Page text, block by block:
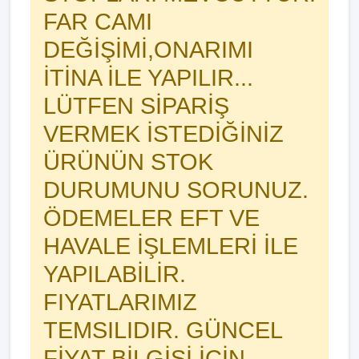
FAR CAMI
DEĞİŞİMİ,ONARIMI
İTİNA İLE YAPILIR...
LÜTFEN SİPARİŞ
VERMEK İSTEDİĞİNİZ
ÜRÜNÜN STOK
DURUMUNU SORUNUZ.
ÖDEMELER EFT VE
HAVALE İŞLEMLERİ İLE
YAPILABİLİR.
FIYATLARIMIZ
TEMSILIDIR. GÜNCEL